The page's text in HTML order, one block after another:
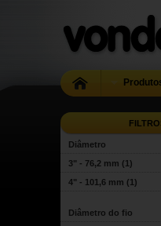
Diâmetro
3" - 76,2 mm (1)
4" - 101,6 mm (1)
Diâmetro do fio